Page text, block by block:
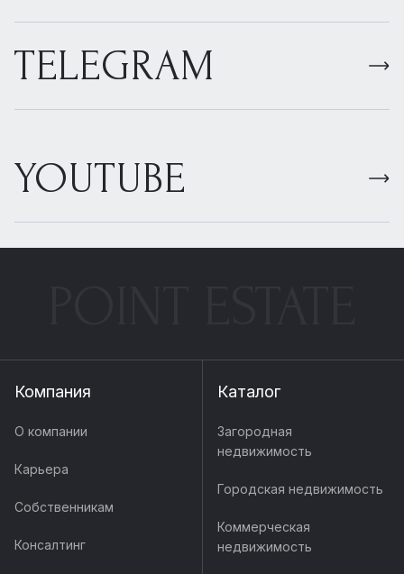
TELEGRAM
YOUTUBE
Компания
О компании
Карьера
Собственникам
Консалтинг
Каталог
Загородная
недвижимость
Городская недвижимость
Коммерческая
недвижимость